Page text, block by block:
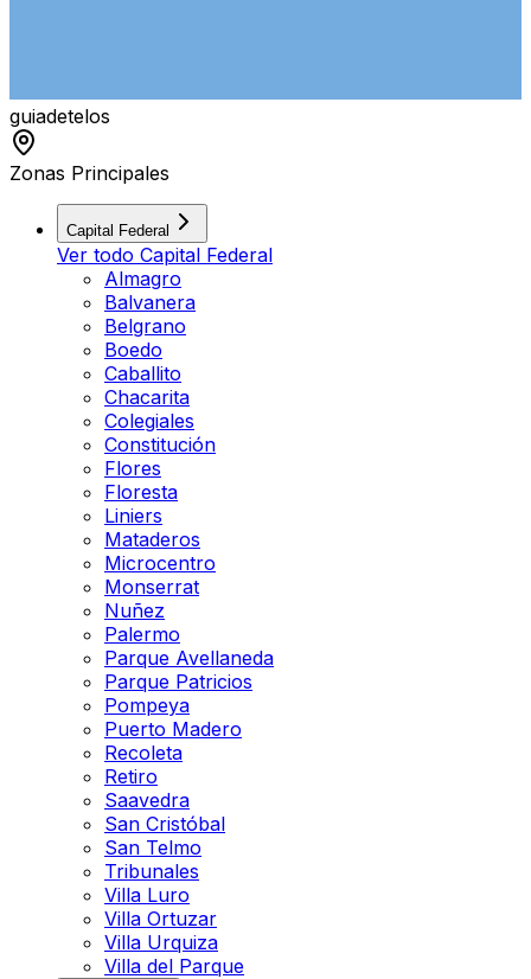
guiadetelos
Zonas Principales
Capital Federal
Ver todo Capital Federal
Almagro
Balvanera
Belgrano
Boedo
Caballito
Chacarita
Colegiales
Constitución
Flores
Floresta
Liniers
Mataderos
Microcentro
Monserrat
Nuñez
Palermo
Parque Avellaneda
Parque Patricios
Pompeya
Puerto Madero
Recoleta
Retiro
Saavedra
San Cristóbal
San Telmo
Tribunales
Villa Luro
Villa Ortuzar
Villa Urquiza
Villa del Parque